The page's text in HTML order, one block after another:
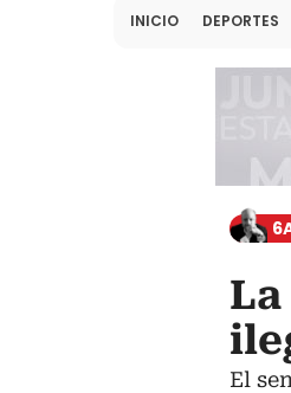
INICIO DEPORTES
El